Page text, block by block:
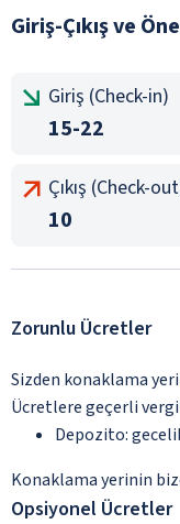
Giriş-Çıkış ve
Giriş (Check-in)
15-22
Çıkış (Check-
10
Zorunlu Ücretler
Sizden konaklama
Ücretlere geçerli
Depozito:
Konaklama yerinin
Opsiyonel Ücretler